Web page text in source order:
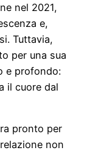
nel 2021,
e,
Tuttavia,
per una sua
e profondo:
il cuore dal
pronto per
non